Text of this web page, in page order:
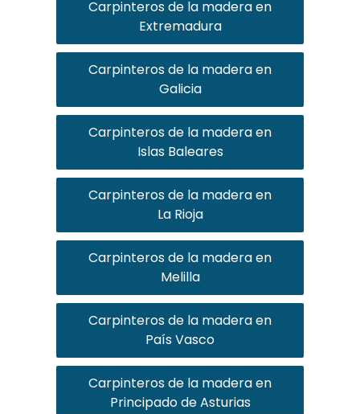
Carpinteros de la madera en
Extremadura
Carpinteros de la madera en
Galicia
Carpinteros de la madera en
Islas Baleares
Carpinteros de la madera en
La Rioja
Carpinteros de la madera en
Melilla
Carpinteros de la madera en
País Vasco
Carpinteros de la madera en
Principado de Asturias